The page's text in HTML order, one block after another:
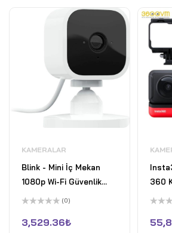
KAMERALAR
Blink - Mini İç Mekan
1080p Wi-Fi Güvenlik
Kamerası - Beyaz
üzerinden
0
(0)
3,529.36₺
360
0